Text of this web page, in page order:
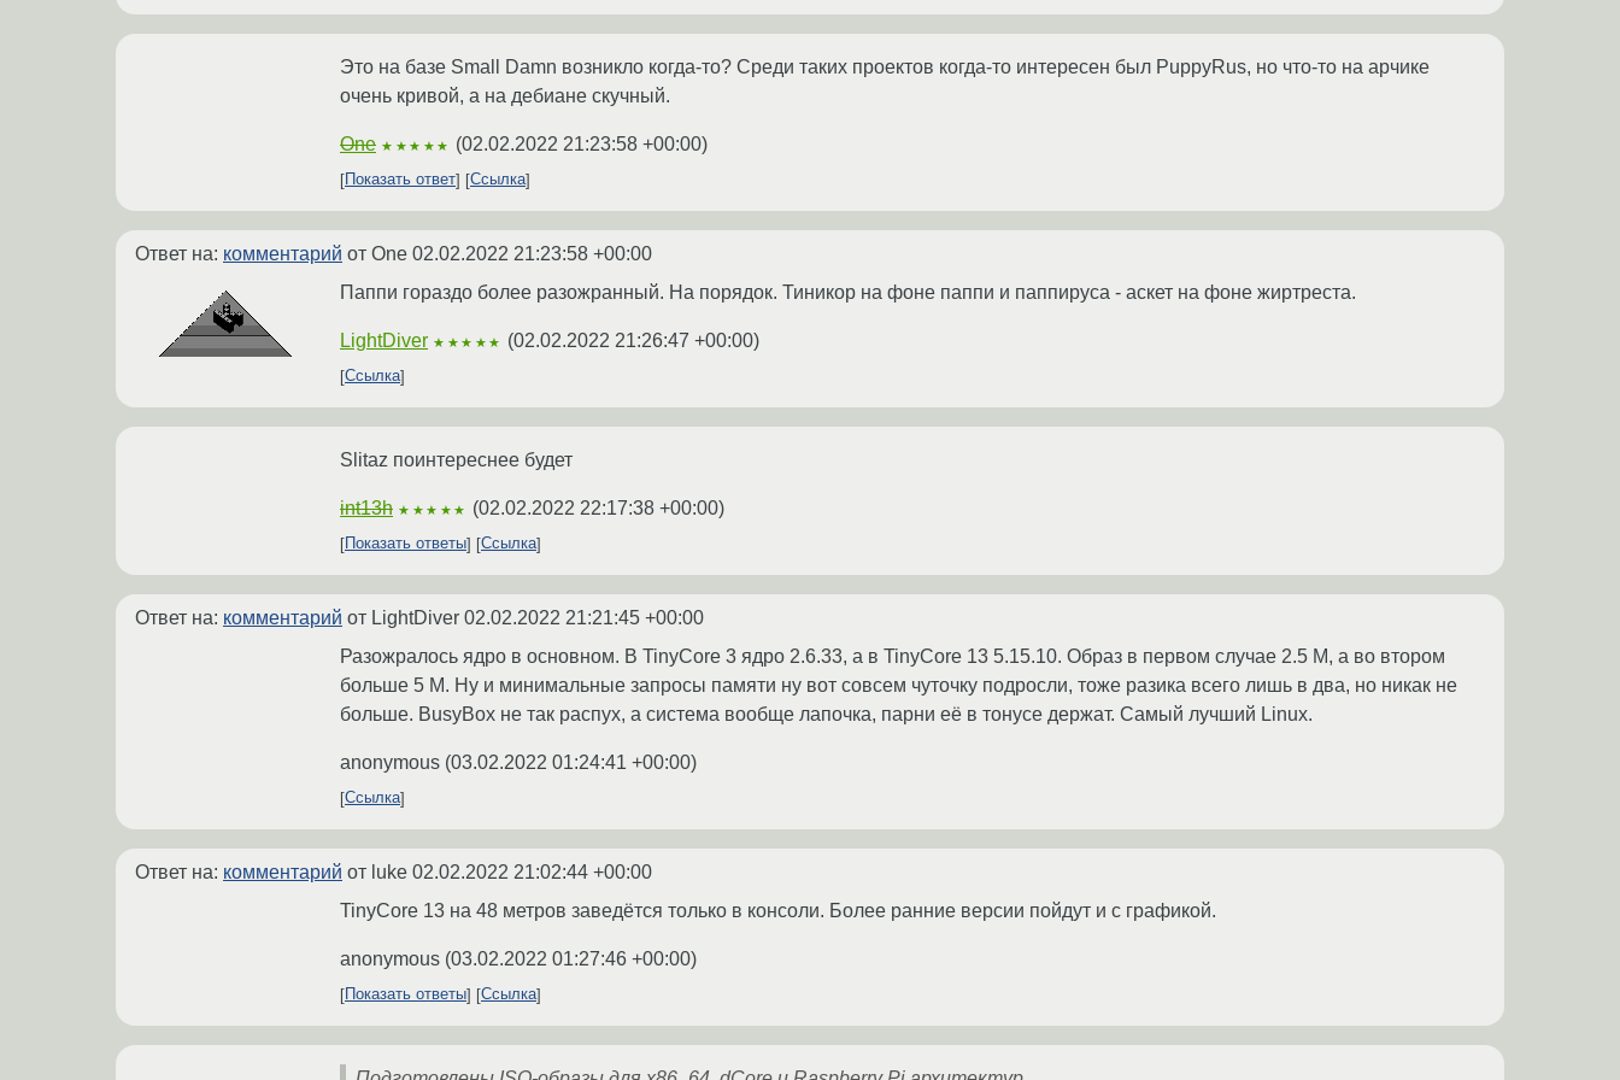
Это на базе Small Damn возникло когда-то? Среди таких проектов когда-то интересен был PuppyRus, но что-то на арчике
очень кривой, а на дебиане скучный.
One ★★★★★ (02.02.2022 21:23:58 +00:00)
Показать ответ Ссылка
Ответ на: комментарий от One 02.02.2022 21:23:58 +00:00
Паппи гораздо более разожранный. На порядок. Тиникор на фоне паппи и паппируса - аскет на фоне жиртреста.
LightDiver ★★★★★ (02.02.2022 21:26:47 +00:00)
Ссылка
Slitaz поинтереснее будет
int13h ★★★★★ (02.02.2022 22:17:38 +00:00)
Показать ответы Ссылка
Ответ на: комментарий от LightDiver 02.02.2022 21:21:45 +00:00
Разожралось ядро в основном. В TinyCore 3 ядро 2.6.33, а в TinyCore 13 5.15.10. Образ в первом случае 2.5 М, а во втором
больше 5 М. Ну и минимальные запросы памяти ну вот совсем чуточку подросли, тоже разика всего лишь в два, но никак не
больше. BusyBox не так распух, а система вообще лапочка, парни её в тонусе держат. Самый лучший Linux.
anonymous (03.02.2022 01:24:41 +00:00)
Ссылка
Ответ на: комментарий от luke 02.02.2022 21:02:44 +00:00
TinyCore 13 на 48 метров заведётся только в консоли. Более ранние версии пойдут и с графикой.
anonymous (03.02.2022 01:27:46 +00:00)
Показать ответы Ссылка